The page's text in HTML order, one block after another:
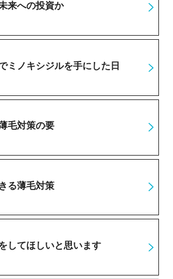
来への投資か
ミノキシジルを手にした日
毛対策の要
る薄毛対策
してほしいと思います